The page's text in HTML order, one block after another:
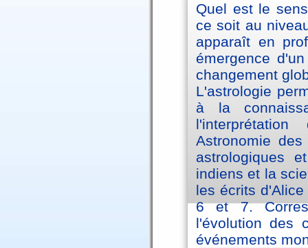
Quel est le
ce soit au
apparaît en
émergence
changement
L'astrologie
à la
Astronomie
astrologiques
indiens et la
les écrits
6 et 7.
l'évolution des
événements